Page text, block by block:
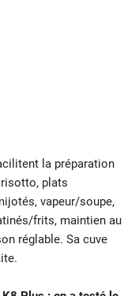
la préparation
plats
vapeur/soupe,
frits, maintien au
réglable. Sa cuve